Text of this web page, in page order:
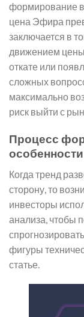
формирование
цена Эфира
заключается в
движением
откате или
сложных
максимально
риск выйти с
Процесс
особенности
Когда тренд
сторону, то
инвесторы
анализа, чтобы
фигуры
статье.